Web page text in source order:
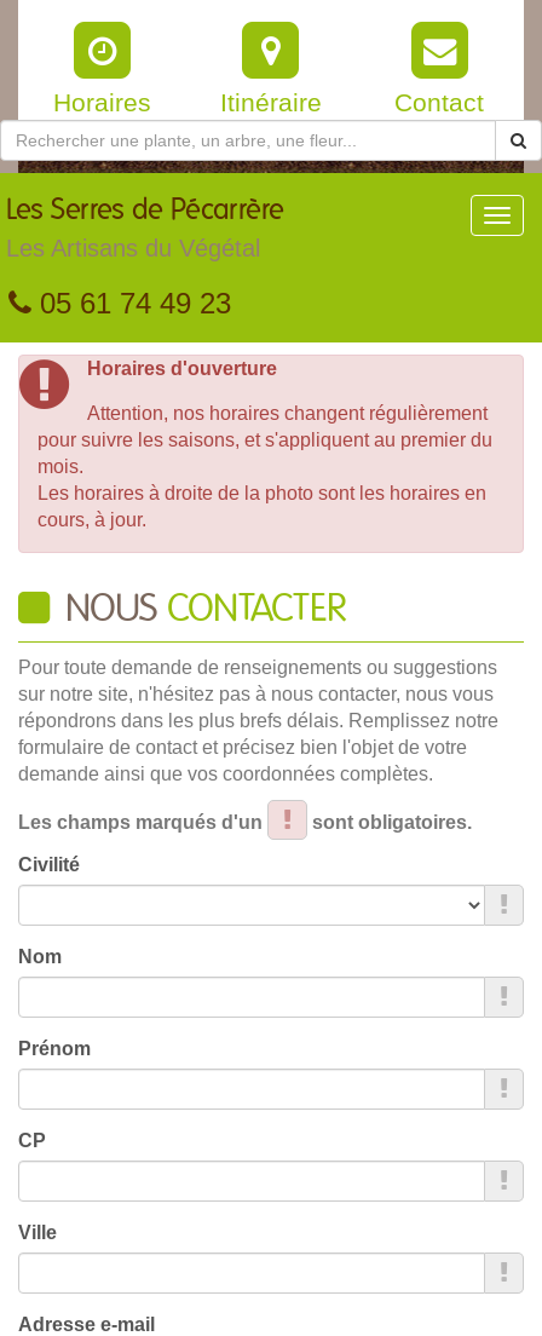
Horaires Itinéraire Contact
Les Serres de Pécarrère
Les Artisans du Végétal
05 61 74 49 23
Horaires d'ouverture
Attention, nos horaires changent régulièrement
pour suivre les saisons, et s'appliquent au premier du
mois.
Les horaires à droite de la photo sont les horaires en
cours, à jour.
NOUS CONTACTER
Pour toute demande de renseignements ou suggestions
sur notre site, n'hésitez pas à nous contacter, nous vous
répondrons dans les plus brefs délais. Remplissez notre
formulaire de contact et précisez bien l'objet de votre
demande ainsi que vos coordonnées complètes.
Les champs marqués d'un sont obligatoires.
Civilité
Nom
Prénom
CP
Ville
Adresse e-mail